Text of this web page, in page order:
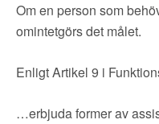
Om en person som
omintetgörs det målet.
Enligt Artikel 9 i
…erbjuda former av